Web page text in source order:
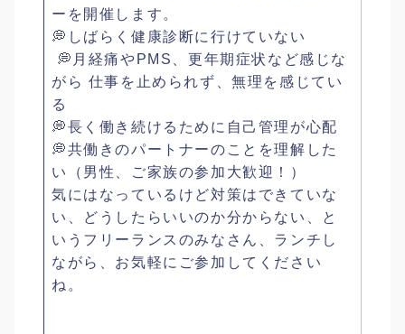
ーを開催します。
💭しばらく健康診断に行けていない
​ ​💭月経痛やPMS、更年期症状など感じな
がら 仕事を止められず、無理を感じてい
る​
💭長く働き続けるために自己管理が心配
💭共働きのパートナーのことを理解した
い（男性、ご家族の参加大歓迎！）
気にはなっているけど対策はできていな
い、どうしたらいいのか分からない、と
いうフリーランスのみなさん、ランチし
ながら、お気軽にご参加してください
ね。